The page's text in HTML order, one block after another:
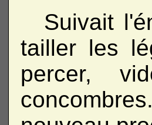
Suivait
tailler les
percer,